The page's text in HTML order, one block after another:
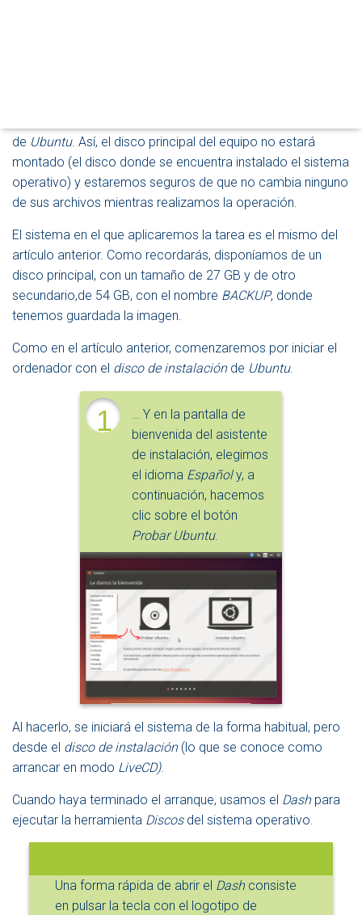
C
N
de Ubuntu. Así, el disco principal del equipo no estará
montado (el disco donde se encuentra instalado el sistema
operativo) y estaremos seguros de que no cambia ninguno
de sus archivos mientras realizamos la operación.
El sistema en el que aplicaremos la tarea es el mismo del
artículo anterior. Como recordarás, disponíamos de un
disco principal, con un tamaño de 27 GB y de otro
secundario,de 54 GB, con el nombre BACKUP, donde
tenemos guardada la imagen.
Como en el artículo anterior, comenzaremos por iniciar el
ordenador con el disco de instalaciónde Ubuntu.
1
… Y en la pantalla de
bienvenida del asistente
de instalación, elegimos
el idioma Españoly, a
continuación, hacemos
clic sobre el botón
Probar Ubuntu.
Al hacerlo, se iniciará el sistema de la forma habitual, pero
desde el disco de instalación(lo que se conoce como
arrancar en modo LiveCD).
Cuando haya terminado el arranque, usamos el Dashpara
ejecutar la herramienta Discosdel sistema operativo.
Una forma rápida de abrir el Dashconsiste
en pulsar la tecla con el logotipo de